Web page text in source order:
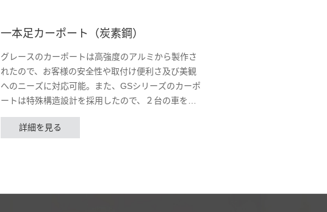
一本足カーポート（炭素鋼）
グレースのカーポートは高強度のアルミから製作さ
れたので、お客様の安全性や取付け便利さ及び美観
へのニーズに対応可能。また、GSシリーズのカーポ
ートは特殊構造設計を採用したので、２台の車を自
由に組み合わせることにより、最大限のスペース節
約ができる。10年間の品質も保証できる。
詳細を見る